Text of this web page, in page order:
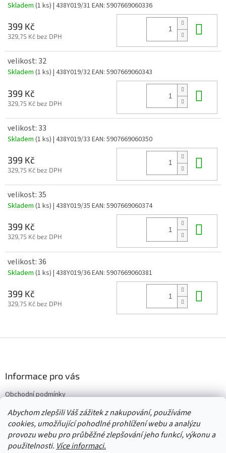
Abychom zlepšili Váš zážitek z nakupování, používáme
cookies, umožňující pohodlné prohlížení webu a analýzu
provozu webu pro průběžné zlepšování jeho funkcí, výkonu a
použitelnosti. Více informaci.
Skladem (1 ks) | 438Y019/31 EAN: 5907669060336
399 Kč
329,75 Kč bez DPH
velikost: 32
Skladem (1 ks) | 438Y019/32EAN: 5907669060343
399 Kč
329,75 Kč bez DPH
velikost: 33
Skladem (1 ks) | 438Y019/33 EAN: 5907669060350
399 Kč
329,75 Kč bez DPH
velikost: 35
Skladem (1 ks) | 438Y019/35 EAN: 5907669060374
399 Kč
329,75 Kč bez DPH
velikost: 36
Skladem (1 ks) | 438Y019/36EAN: 5907669060381
399 Kč
329,75 Kč bez DPH
í
Informace pro vás
Obchodní podmínky
Vrácení/výměna/reklamace
Velkoobchod